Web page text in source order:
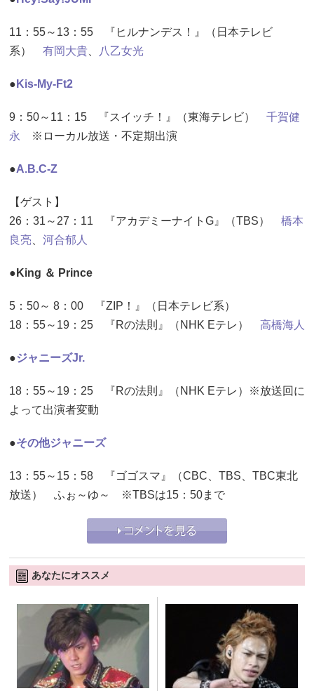
11：55～13：55 『ヒルナンデス！』（日本テレビ
系） 有岡大貴 八乙女光
● Kis-My-Ft2
9：50～11：15 『スイッチ！』（東海テレビ） 千賀健
永
※ローカル放送・不定期出演
●A.B.C-Z
【ゲスト】
26：31～27：11 『アカデミーナイトG』（TBS） 橋本
良亮
河合郁人
●King ＆ Prince
5：50～ 8：00 『ZIP！』（日本テレビ系）
18：55～19：25 『Rの法則』（NHK Eテレ） 高橋海人
●ジャニーズJr.
18：55～19：25 『Rの法則』（NHK Eテレ）※放送回に
よって出演者変動
●その他ジャニーズ
13：55～15：58 『ゴゴスマ』（CBC、TBS、TBC東北
放送） ふぉ～ゆ～ ※TBSは15：50まで
あなたにオススメ